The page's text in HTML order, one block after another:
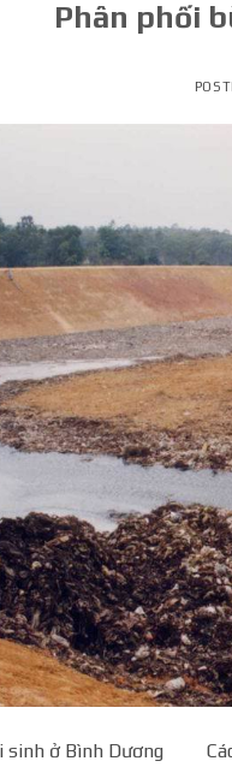
Phân phối
sinh ở Bình Dương Các